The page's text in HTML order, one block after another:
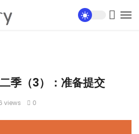
季（3）：准备提交
views 0